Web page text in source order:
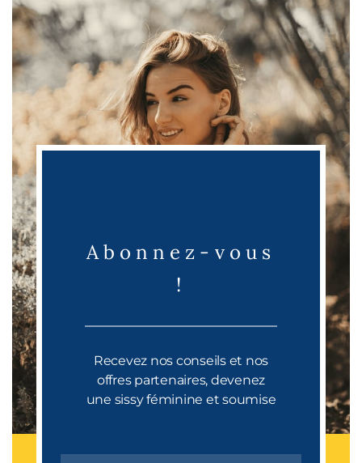
Abonnez-vous
!
Recevez nos conseils et nos
offres partenaires, devenez
une sissy féminine et soumise